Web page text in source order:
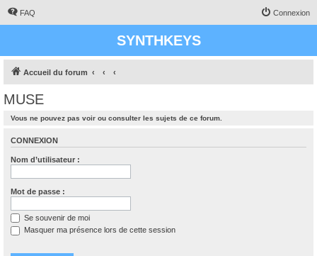
FAQ Connexion
SYNTHKEYS
Accueil du forum
MUSE
Vous ne pouvez pas voir ou consulter les sujets de ce forum.
CONNEXION
Nom d’utilisateur :
Mot de passe :
Se souvenir de moi
Masquer ma présence lors de cette session